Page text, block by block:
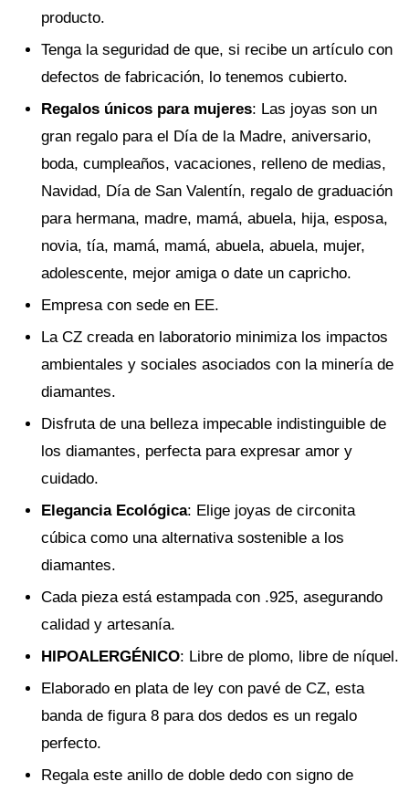
producto.
Tenga la seguridad de que, si recibe un artículo con
defectos de fabricación, lo tenemos cubierto.
Regalos únicos para mujeres: Las joyas son un
gran regalo para el Día de la Madre, aniversario,
boda, cumpleaños, vacaciones, relleno de medias,
Navidad, Día de San Valentín, regalo de graduación
para hermana, madre, mamá, abuela, hija, esposa,
novia, tía, mamá, mamá, abuela, abuela, mujer,
adolescente, mejor amiga o date un capricho.
Empresa con sede en EE.
La CZ creada en laboratorio minimiza los impactos
ambientales y sociales asociados con la minería de
diamantes.
Disfruta de una belleza impecable indistinguible de
los diamantes, perfecta para expresar amor y
cuidado.
Elegancia Ecológica: Elige joyas de circonita
cúbica como una alternativa sostenible a los
diamantes.
Cada pieza está estampada con .925, asegurando
calidad y artesanía.
HIPOALERGÉNICO: Libre de plomo, libre de níquel.
Elaborado en plata de ley con pavé de CZ, esta
banda de figura 8 para dos dedos es un regalo
perfecto.
Regala este anillo de doble dedo con signo de